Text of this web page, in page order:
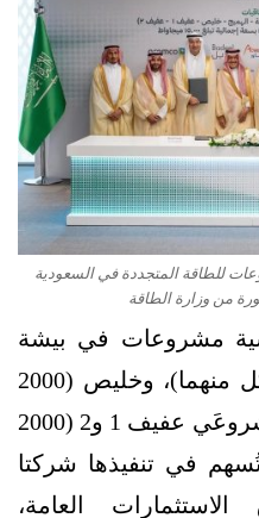
لشراء الطاقة لـ7 مشروعات للطاقة المتجددة في السعودية
مشروعات في بيشة
والهميج (3000 ميغاواط لكل منهما)، وخليص (2000
ميغاواط)، بالإضافة إلى مشروعَي عفيف 1 و2 (2000
في تنفيذها شركتا
العامة،